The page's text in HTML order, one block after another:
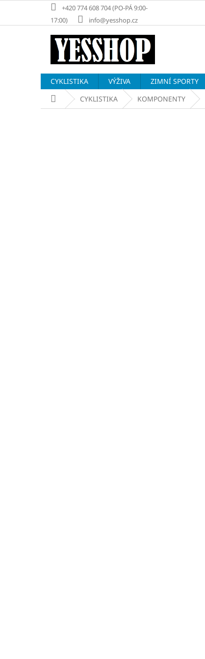
obsah
+420 774 608 704 (PO-PÁ 9:00-
17:00)
info@yesshop.cz
CYKLISTIKA VÝŽIVA ZIMNÍ SPORTY
Domů CYKLISTIKA KOMPONENTY